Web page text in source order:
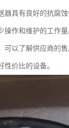
具有良好的抗腐蚀
作和维护的工作量
以了解供应商的
价比的设备。